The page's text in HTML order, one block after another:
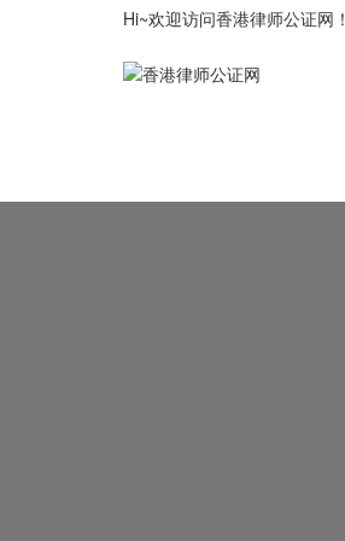
Hi~欢迎访问香港律师公证网！